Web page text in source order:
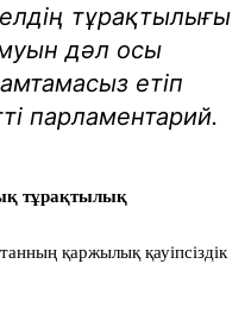
тұрақтылығы
дәл осы
етіп
парламентарий.
тұрақтылық
қаржылық қауіпсіздік